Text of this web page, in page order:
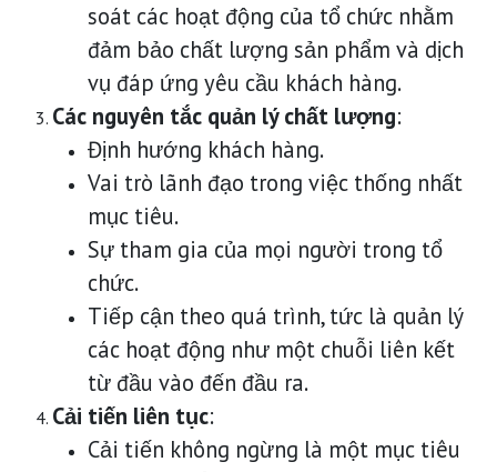
soát các hoạt động của tổ chức nhằm
đảm bảo chất lượng sản phẩm và dịch
vụ đáp ứng yêu cầu khách hàng.
Các nguyên tắc quản lý chất lượng:
Định hướng khách hàng.
Vai trò lãnh đạo trong việc thống nhất
mục tiêu.
Sự tham gia của mọi người trong tổ
chức.
Tiếp cận theo quá trình, tức là quản lý
các hoạt động như một chuỗi liên kết
từ đầu vào đến đầu ra.
Cải tiến liên tục:
Cải tiến không ngừng là một mục tiêu